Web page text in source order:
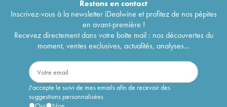
Restons encontact
Inscrivez-vous à la newsletter iDealwine et profitez de nos pépites
en avant-première !
Recevez directement dans votre boîte mail : nos découvertes du
moment, ventes exclusives, actualités, analyses...
J'accepte le suivi de mes emails afin de recevoir des
suggestions personnalisées